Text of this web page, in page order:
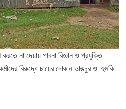
না দেয়ায় পাবনা বিজ্ঞান ও প্রযুক্তি
বিরুদ্ধে চায়ের দোকান ভাঙচুর ও হুমকি